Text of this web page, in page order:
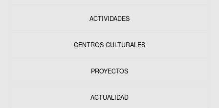
ACTIVIDADES
CENTROS CULTURALES
PROYECTOS
ACTUALIDAD